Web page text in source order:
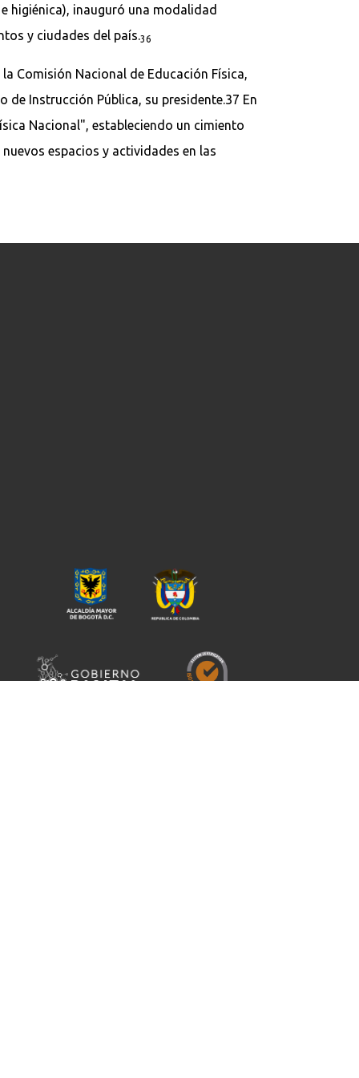
higiénica), inauguró una modalidad
y ciudades del país. 36
Comisión Nacional de Educación Física,
Instrucción Pública, su presidente.37 En
Nacional", estableciendo un cimiento
espacios y actividades en las